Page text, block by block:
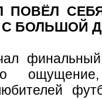
ПОВЁЛ
С БОЛЬШОЙ